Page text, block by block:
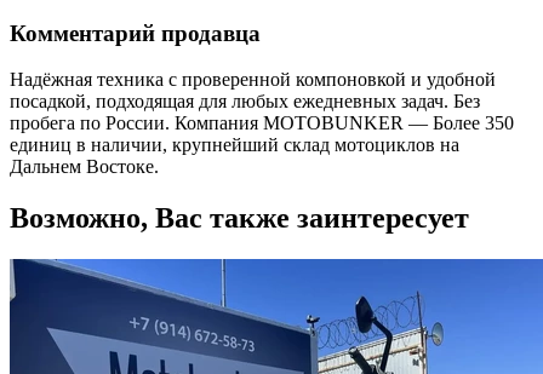
Комментарий продавца
Надёжная техника с проверенной компоновкой и удобной
посадкой, подходящая для любых ежедневных задач. Без
пробега по России. Компания MOTOBUNKER — Более 350
единиц в наличии, крупнейший склад мотоциклов на
Дальнем Востоке.
Возможно, Вас также заинтересует